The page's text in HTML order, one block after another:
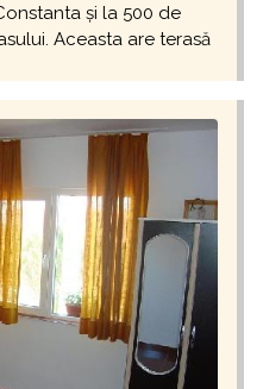
și la 500 de
Aceasta are terasă